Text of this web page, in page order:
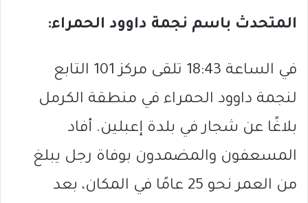
المتحدث باسم نجمة داوود الحمراء:
في الساعة 18:43 تلقى مركز 101 التابع
لنجمة داوود الحمراء في منطقة الكرمل
بلاغًا عن شجار في بلدة إعبلين. أفاد
المسعفون والمضمدون بوفاة رجل يبلغ
من العمر نحو 25 عامًا في المكان، بعد